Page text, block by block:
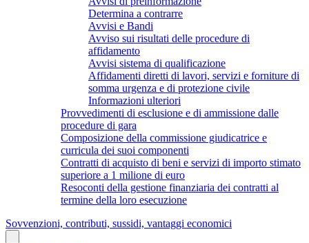
Determina a contrarre
Avvisi e Bandi
Avviso sui risultati delle procedure di
affidamento
Avvisi sistema di qualificazione
Affidamenti diretti di lavori, servizi e forniture di
somma urgenza e di protezione civile
Informazioni ulteriori
Provvedimenti di esclusione e di ammissione dalle
procedure di gara
Composizione della commissione giudicatrice e
curricula dei suoi componenti
Contratti di acquisto di beni e servizi di importo stimato
superiore a 1 milione di euro
Resoconti della gestione finanziaria dei contratti al
termine della loro esecuzione
Sovvenzioni, contributi, sussidi, vantaggi economici